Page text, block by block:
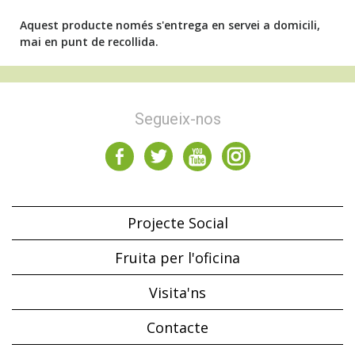
Aquest producte només s'entrega en servei a domicili,
mai en punt de recollida.
Segueix-nos
Projecte Social
Fruita per l'oficina
Visita'ns
Contacte